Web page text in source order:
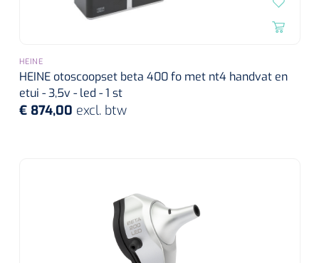
HEINE
HEINE otoscoopset beta 400 fo met nt4 handvat en
etui - 3,5v - led - 1 st
€ 874,00 excl. btw